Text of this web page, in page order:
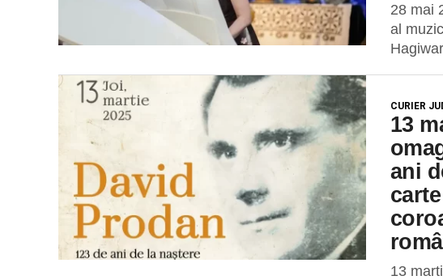
28 mai
al
CURIER
13
ani
13